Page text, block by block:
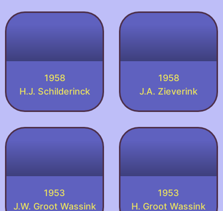
1958
H.J. Schilderinck
1958
J.A. Zieverink
1953
J.W. Groot Wassink
1953
H. Groot Wassink